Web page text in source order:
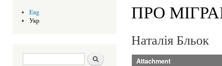
Eng
Укр
Search form Шукати
ПРО
Наталія Бльок
Attachment